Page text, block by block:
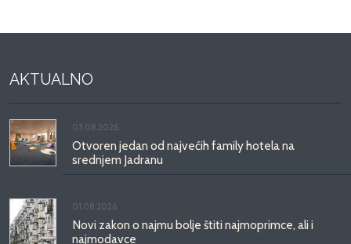
AKTUALNO
03.08.2026.
Otvoren jedan od najvećih family hotela na
srednjem Jadranu
01.08.2026.
Novi zakon o najmu bolje štiti najmoprimce, ali i
najmodavce